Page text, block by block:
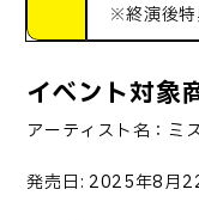
※終演後
イベント対象
アーティスト名： ミ
発売日: 2025年8月